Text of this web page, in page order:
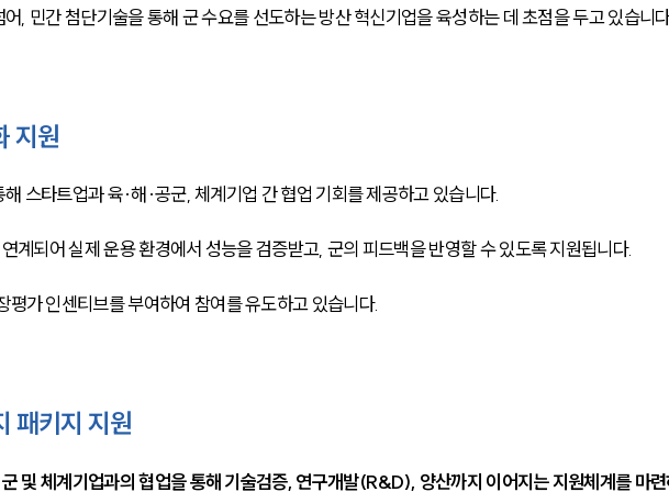
, 민간 첨단기술을 통해 군 수요를 선도하는 방산 혁신기업을 육성하는 데 초점을 두고 있습니
지원
해 스타트업과 육·해·공군, 체계기업 간 협업 기회를 제공하고 있습니다.
계되어 실제 운용 환경에서 성능을 검증받고, 군의 피드백을 반영할 수 있도록 지원됩니다.
평가 인센티브를 부여하여 참여를 유도하고 있습니다.
패키지 지원
및 체계기업과의 협업을 통해 기술검증, 연구개발(R&D), 양산까지 이어지는 지원체계를 마